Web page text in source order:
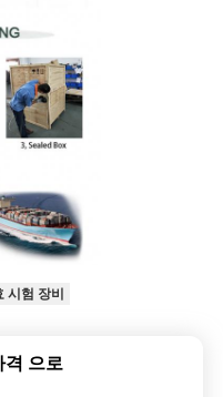
시험 장비
격 으로